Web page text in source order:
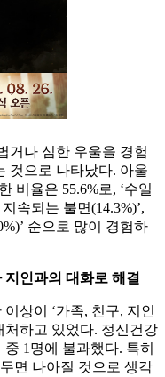
거나 심한 우울을 경험
것으로 나타났다. 아울
비율은 55.6%로, ‘수일
속되는 불면(14.3%)’,
순으로 많이 경험하
인과의 대화로 해결
상이 ‘가족, 친구, 지인
처하고 있었다. 정신건강
1명에 불과했다. 특히
면 나아질 것으로 생각